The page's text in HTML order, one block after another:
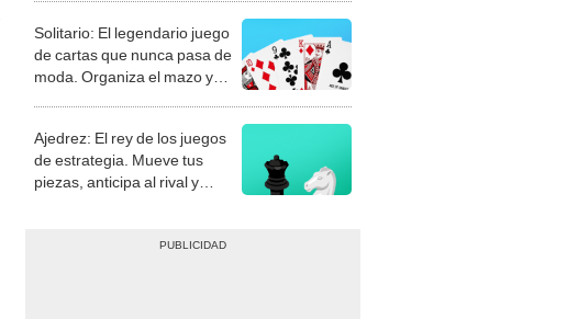
Solitario: El legendario juego
de cartas que nunca pasa de
moda. Organiza el mazo y
Ajedrez: El rey de los juegos
de estrategia. Mueve tus
piezas, anticipa al rival y